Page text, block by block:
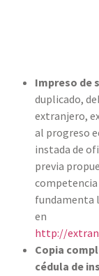
Impreso de
duplicado,
extranjero,
al progreso
instada de
previa
competencia
fundamenta
en
http://
Copia
cédula de